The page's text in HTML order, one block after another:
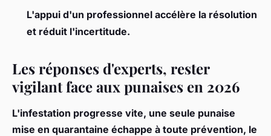
L'appui d'un professionnel accélère la résolution
et réduit l'incertitude.
Les réponses d'experts, rester
vigilant face aux punaises en 2026
L'infestation progresse vite, une seule punaise
mise en quarantaine échappe à toute prévention, le